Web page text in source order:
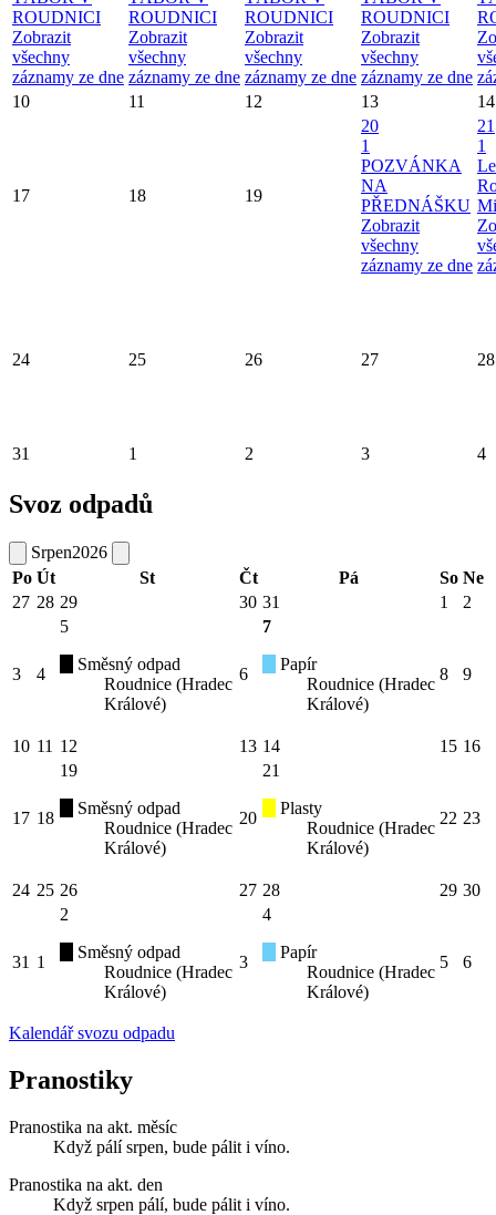
ROUDNICI
Zobrazit
všechny
záznamy ze dne
ROUDNICI
Zobrazit
všechny
záznamy ze dne
ROUDNICI
Zobrazit
všechny
záznamy ze dne
ROUDNICI
Zobrazit
všechny
záznamy ze dne
10
11 12 13 14
17 18 19
20
1
POZVÁNKA
NA
PŘEDNÁŠKU
Zobrazit
všechny
záznamy ze dne
21
1
24 25 26 27 28
31 1 2 3 4
Svoz odpadů
Srpen2026
Po Út St Čt Pá So Ne
27 28 29 30 31 1 2
3 4
5
Směsný odpad
Roudnice (Hradec
Králové)
6
7
Papír
Roudnice (Hradec
Králové)
8 9
10 11 12 13 14 15 16
17 18
19
Směsný odpad
Roudnice (Hradec
Králové)
20
21
Plasty
Roudnice (Hradec
Králové)
22 23
24 25 26 27 28 29 30
31 1
2
Směsný odpad
Roudnice (Hradec
Králové)
3
4
Papír
Roudnice (Hradec
Králové)
5 6
Kalendář svozu odpadu
Pranostiky
Pranostika na akt. měsíc
Když pálí srpen, bude pálit i víno.
Pranostika na akt. den
Když srpen pálí, bude pálit i víno.